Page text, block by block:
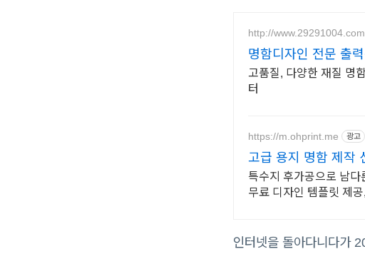
http://www.29291004.com
명함디자인 전문 출
고품질, 다양한 재질 명
터
https://m.ohprint.me 광고
고급 용지 명함 제작
특수지 후가공으로 남
무료 디자인 템플릿 제
인터넷을 돌아다니다가